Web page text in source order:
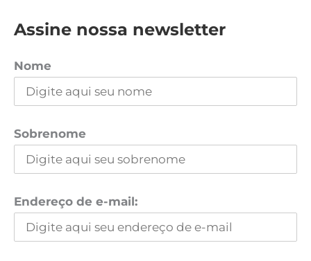
Assine nossa newsletter
Nome
Sobrenome
Endereço de e-mail: